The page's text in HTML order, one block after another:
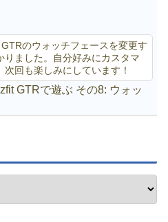
のウォッチフェースを変更す
りました。自分好みにカスタマ
回も楽しみにしています！
GTRで遊ぶ その8: ウォッ